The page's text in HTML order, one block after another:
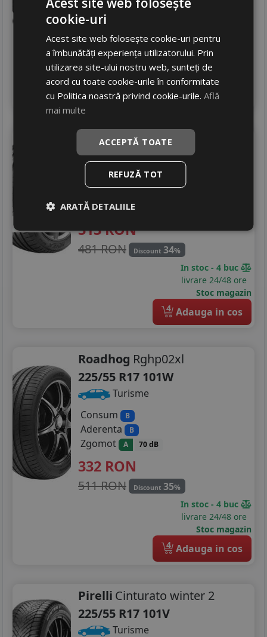
329RON
In stoc - 4 buc
livrare 24/48 ore
Stoc magazin
Adauga in cos
NovexSp a5225/55 R17 101W
Turisme
Consum C
Zgomot B
313RON
481 RON Discount 34%
In stoc - 4 buc
livrare 24/48 ore
Stoc magazin
4 Adauga in cos
Roadhog Rghp02xl
225/55 R17 101W
Turisme
Consum
B
Aderenta B
Zgomot A 70 dB
332 RON
511 RON Discount 35%
In stoc - 4 buc
livrare 24/48 ore
Stoc magazin
4 Adauga in cos
Pirelli Cinturato winter 2
225/55 R17 101V
Turisme
cookie-uri
Acest site web folosește cookie-uri pentru
a îmbunătăți experiența utilizatorului. Prin
utilizarea site-ului nostru web, sunteți de
acord cu toate cookie-urile în conformitate
cu Politica noastră privind cookie-urile.Află
mai multe
ACCEPTĂ TOATE
REFUZĂ TOT
ARATĂ DETALIILE